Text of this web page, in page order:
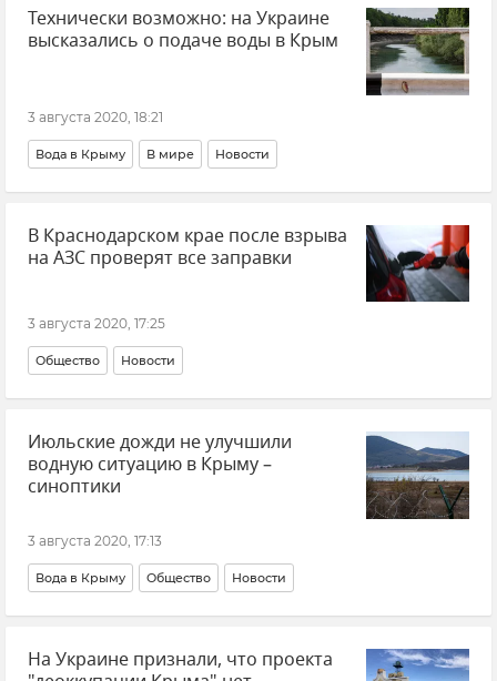
Ситуация на дорогах Крыма
Технически возможно: на Украине
высказались о подаче воды в Крым
3 августа 2020, 18:21
Вода в Крыму В мире Новости
В Краснодарском крае после взрыва
на АЗС проверят все заправки
3 августа 2020, 17:25
Общество Новости
Июльские дожди не улучшили
водную ситуацию в Крыму –
синоптики
3 августа 2020, 17:13
Вода в Крыму Общество Новости
На Украине признали, что проекта